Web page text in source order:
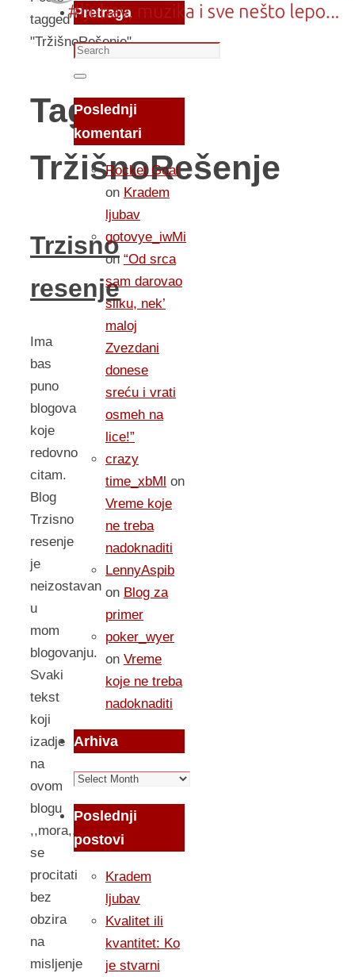
tagged
"TržišnoRešenje"
Tag:
TržišnoRešenje
Trzisno
resenje
Ima
bas
puno
blogova
koje
redovno
citam.
Blog
Trzisno
resenje
je
neizostavan
u
mom
blogovanju.
Svaki
tekst
koji
izadje
na
ovom
blogu
,,mora,,
se
procitati
bez
obzira
na
misljenje
Pretraga
Search
for:
Search
Poslednji
komentari
Rocket Goal
on Kradem
ljubav
gotovye_iwMi
on “Od srca
sam darovao
sliku, nek’
maloj
Zvezdani
donese
sreću i vrati
osmeh na
lice!”
crazy
time_xbMl on
Vreme koje
ne treba
nadoknaditi
LennyAspib
on Blog za
primer
poker_wyer
on Vreme
koje ne treba
nadoknaditi
Arhiva
Arhiva
Poslednji
postovi
Kradem
ljubav
Kvalitet ili
kvantitet: Ko
je stvarni